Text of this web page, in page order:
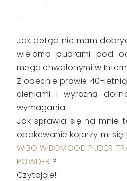
Jak dotąd nie mam
wieloma pudrami pod
mega chwalonymi w
Z obecnie prawie 40-
cieniami i wyraźną
wymagania.
Jak sprawia się na mnie
opakowanie kojarzy mi się
WIBO WIBOMOOD PUDER
POWDER ?
Czytajcie!